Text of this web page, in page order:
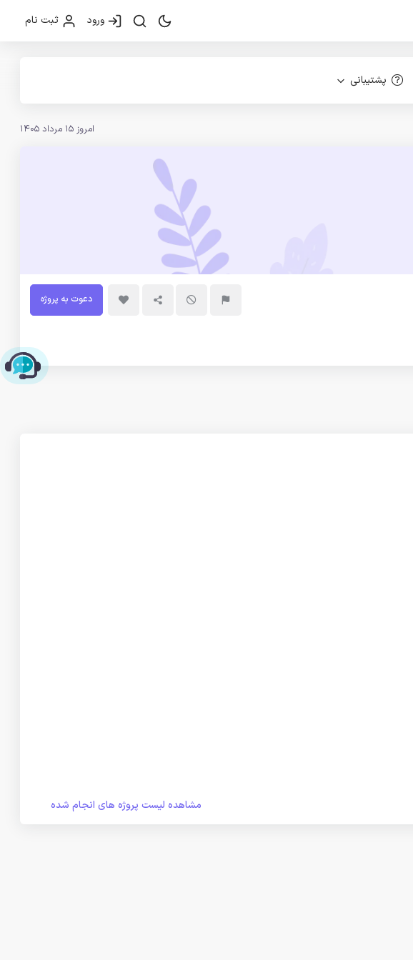
ورود ثبت نام
پشتیبانی
امروز 15 مرداد 1405
دعوت به پروژه
مشاهده لیست پروژه های انجام شده
چت با پشتیبانی پارس‌کدرز